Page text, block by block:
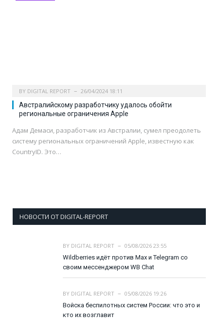
BY DIGITAL REPORT 26/04/2024 18:11
Австралийскому разработчику удалось обойти
региональные ограничения Apple
Адам Демаси, разработчик из Австралии, сумел преодолеть
систему региональных ограничений Apple, известную как
CountryID. Это…
НОВОСТИ ОТ DIGITAL-REPORT
BY DIGITAL REPORT
05/08/2026 23:55
Wildberries идёт против Max и Telegram со
своим мессенджером WB Chat
BY DIGITAL REPORT
05/08/2026 19:26
Войска беспилотных систем России: что это и
кто их возглавит